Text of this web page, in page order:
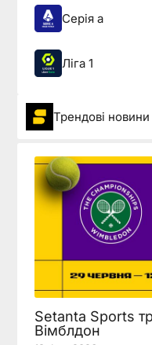
Серія а
Ліга 1
Трендові новини
Setanta Sports
Вімблдон